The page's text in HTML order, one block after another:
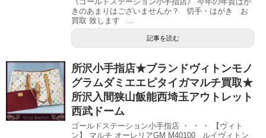
きのあまりはございませんか？ 切手・はがき お
買取 致します ...
記事を読む
所沢小手指店★ブランドヴィトンモノ
グラムダミエエピタイガマルチ買取★
所沢入間狭山飯能西埼玉アウトレット
西武ドーム
ゴールドステーション小手指店 ・ ・ ・ 【ヴィト
ン】 マルチ オーレリアGM M40100 ルイヴィトン